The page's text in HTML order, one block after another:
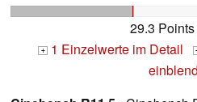
29.3 Points
+ 1 Einzelwerte im Detail